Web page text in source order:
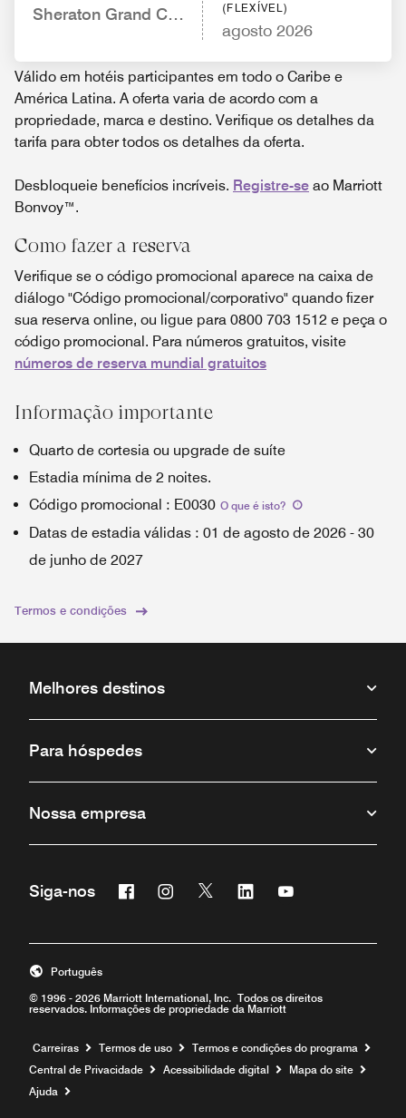
Sheraton Grand Chicago Riverwalk
(FLEXÍVEL)
agosto 2026
Válido em hotéis participantes em todo o Caribe e
América Latina. A oferta varia de acordo com a
propriedade, marca e destino. Verifique os detalhes da
tarifa para obter todos os detalhes da oferta.
Desbloqueie benefícios incríveis. Registre-se ao Marriott
Bonvoy™.
Como fazer a reserva
Verifique se o código promocional aparece na caixa de
diálogo "Código promocional/corporativo" quando fizer
sua reserva online, ou ligue para 0800 703 1512 e peça o
código promocional. Para números gratuitos, visite
números de reserva mundial gratuitos
Informação importante
Quarto de cortesia ou upgrade de suíte
Estadia mínima de 2 noites.
Código promocional : E0030 O que é isto?
Datas de estadia válidas : 01 de agosto de 2026 - 30
de junho de 2027
Termos e condições
Melhores destinos
Para hóspedes
Nossa empresa
Siga-nos FacebookInstagram
Twitter Linkedin
© 1996 - 2026 Marriott International, Inc. Todos os direitos
reservados. Informações de propriedade da Marriott
Português
Carreiras Termos de uso
Termos e condições do programa
Central de Privacidade
Acessibilidade digital
Mapa do site
Ajuda